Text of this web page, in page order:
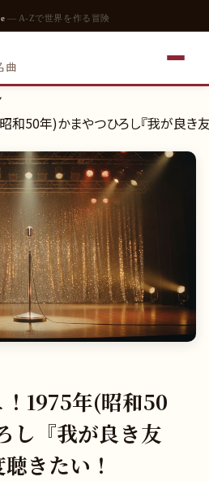
— A-Zで世界を作る冒険
曲
和50年)かまやつひろし『我が良き
1975年(昭和50
し『我が良き友
きたい！